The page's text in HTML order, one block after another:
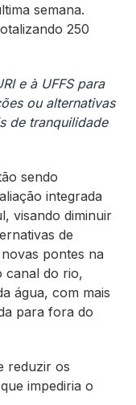
semana.
250
e à UFFS para
ou alternativas
de tranquilidade
sendo
integrada
visando diminuir
de
pontes na
canal do rio,
água, com mais
para fora do
reduzir os
impediria o